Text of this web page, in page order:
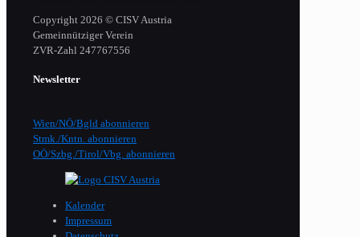
Copyright 2026 © CISV Austria
Gemeinnütziger Verein
​ZVR-Zahl 247767556
Newsletter
Wien/NÖ/Bgld abonnieren
Stmk./Kntn. abonnieren
OÖ/Szbg./Tirol/Vbg. abonnieren
Kalender
Impressum